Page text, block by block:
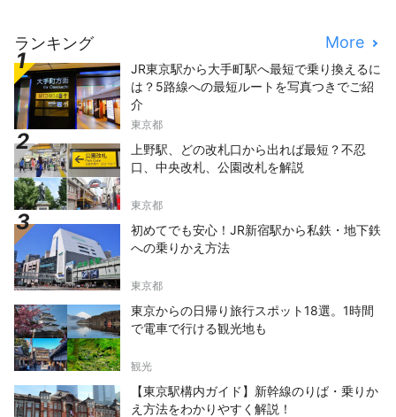
ランキング More
JR東京駅から大手町駅へ最短で乗り換えるに
は？5路線への最短ルートを写真つきでご紹
介
東京都
上野駅、どの改札口から出れば最短？不忍
口、中央改札、公園改札を解説
東京都
初めてでも安心！JR新宿駅から私鉄・地下鉄
への乗りかえ方法
東京都
東京からの日帰り旅行スポット18選。1時間
で電車で行ける観光地も
観光
【東京駅構内ガイド】新幹線のりば・乗りか
え方法をわかりやすく解説！